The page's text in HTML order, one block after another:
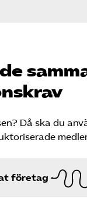
Då ska du
företag